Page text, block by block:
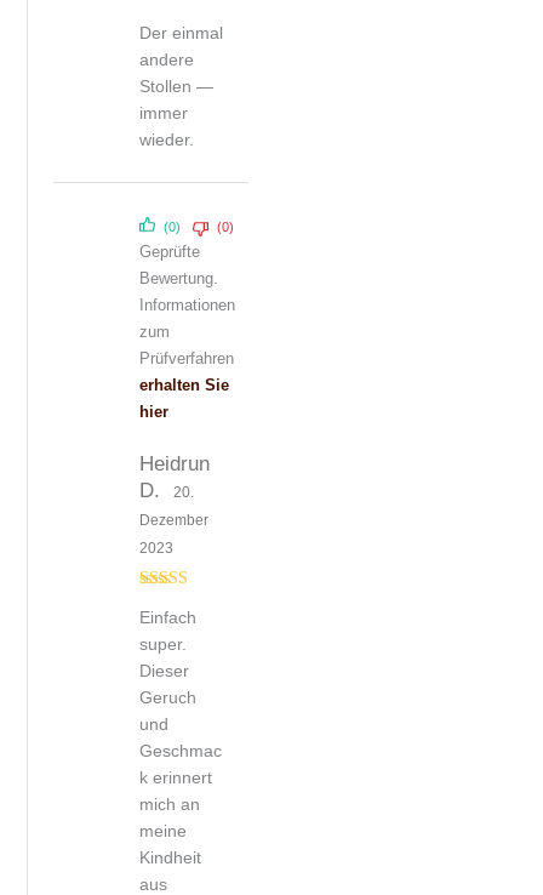
mit4von
Der einmal
andere
Stollen —
immer
wieder.
5von 5
Heidrun
D.
20.
Dezember
2023
Einfach
super.
Dieser
Geruch
und
Geschmac
k erinnert
mich an
meine
Kindheit
aus
(0) (0)
Geprüfte
Bewertung.
Informationen
zum
Prüfverfahren
erhalten Sie
hier